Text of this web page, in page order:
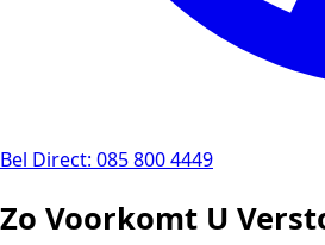
Bel Direct: 085 800 4449
Zo Voorkomt U